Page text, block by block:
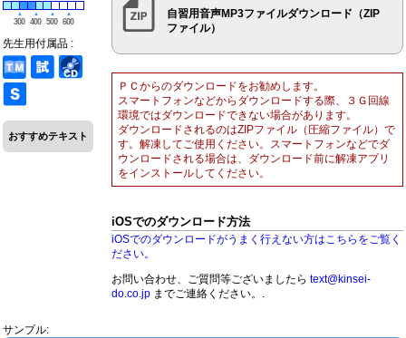
300 400 500 600
先生用付属品 :
おすすめテキスト
自習用音声MP3ファイルダウンロード（ZIP
ファイル）
ＰＣからのダウンロードをお勧めします。
スマートフォンなどからダウンロードする際、３Ｇ回線
環境ではダウンロードできない場合があります。
ダウンロードされるのはZIPファイル（圧縮ファイル）で
す。解凍してご使用ください。スマートフォンなどでダ
ウンロードされる場合は、ダウンロード前に解凍アプリ
をインストールしてください。
iOSでのダウンロード方法
iOSでのダウンロードがうまく行えない方はこちらをご覧く
ださい。
お問い合わせ、ご質問等ございましたら text@kinsei-
do.co.jp までご連絡ください。.
サンプル: